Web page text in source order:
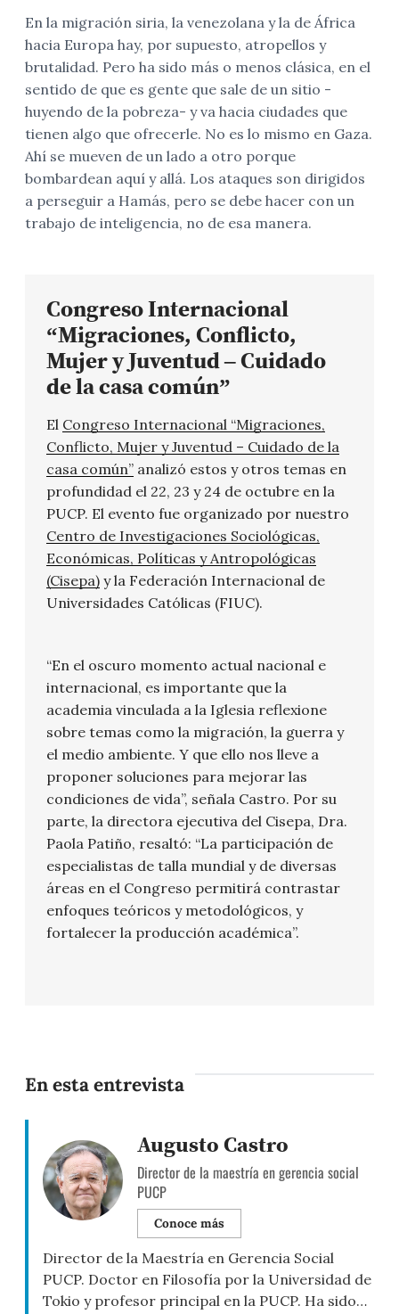
En la migración siria, la venezolana y la de África
hacia Europa hay, por supuesto, atropellos y
brutalidad. Pero ha sido más o menos clásica, en el
sentido de que es gente que sale de un sitio -
huyendo de la pobreza- y va hacia ciudades que
tienen algo que ofrecerle. No es lo mismo en Gaza.
Ahí se mueven de un lado a otro porque
bombardean aquí y allá. Los ataques son dirigidos
a perseguir a Hamás, pero se debe hacer con un
trabajo de inteligencia, no de esa manera.
Congreso Internacional
“Migraciones, Conflicto,
Mujer y Juventud – Cuidado
de la casa común”
El Congreso Internacional “Migraciones,
Conflicto, Mujer y Juventud – Cuidado de la
casa común” analizó estos y otros temas en
profundidad el 22, 23 y 24 de octubre en la
PUCP. El evento fue organizado por nuestro
Centro de Investigaciones Sociológicas,
Económicas, Políticas y Antropológicas
(Cisepa) y la Federación Internacional de
Universidades Católicas (FIUC).
“En el oscuro momento actual nacional e
internacional, es importante que la
academia vinculada a la Iglesia reflexione
sobre temas como la migración, la guerra y
el medio ambiente. Y que ello nos lleve a
proponer soluciones para mejorar las
condiciones de vida”, señala Castro. Por su
parte, la directora ejecutiva del Cisepa, Dra.
Paola Patiño, resaltó: “La participación de
especialistas de talla mundial y de diversas
áreas en el Congreso permitirá contrastar
enfoques teóricos y metodológicos, y
fortalecer la producción académica”.
En esta entrevista
Augusto Castro
Director de la maestría en gerencia social
PUCP
Conoce más
Director de la Maestría en Gerencia Social
PUCP. Doctor en Filosofía por la Universidad de
Tokio y profesor principal en la PUCP. Ha sido